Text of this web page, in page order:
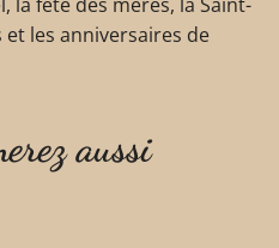
les anniversaires de
aussi